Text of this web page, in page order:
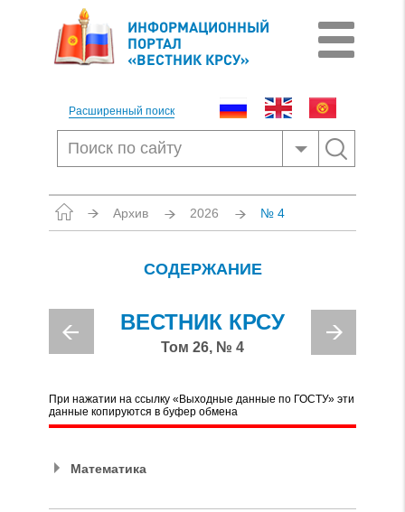
ИНФОРМАЦИОННЫЙ
ПОРТАЛ
«ВЕСТНИК КРСУ»
Расширенный поиск
Архив 2026 № 4
СОДЕРЖАНИЕ
ВЕСТНИК КРСУ
Том 26, № 4
При нажатии на ссылку «Выходные данные по ГОСТУ» эти
данные копируются в буфер обмена
Математика